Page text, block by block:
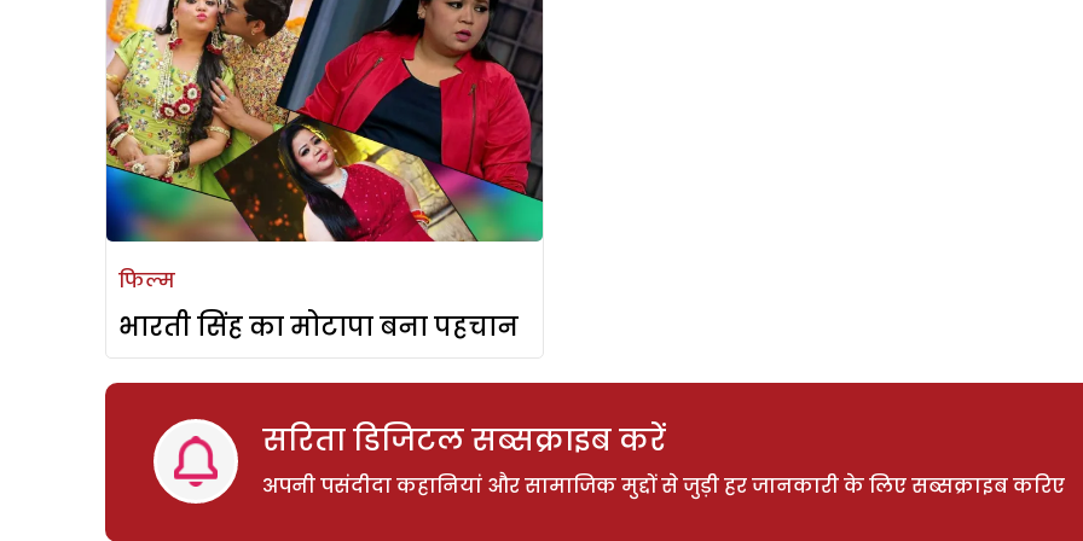
फिल्म
भारती सिंह का मोटापा बना पहचान
सरिता डिजिटल सब्सक्राइब करें
अपनी पसंदीदा कहानियां और सामाजिक मुद्दों से जुड़ी हर जानकारी के लिए सब्सक्राइब करिए